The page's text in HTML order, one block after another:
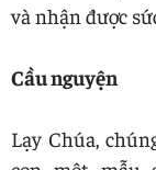
và nhận được
Cầu nguyện
Lạy Chúa,